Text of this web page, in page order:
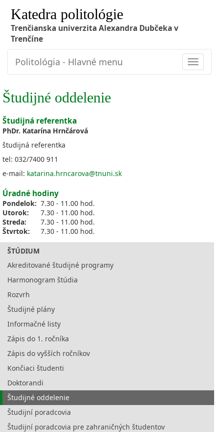
Katedra politológie
Trenčianska univerzita Alexandra Dubčeka v
Trenčíne
Toggle
Politológia - Hlavné menu
Študijné oddelenie
Študijná referentka
PhDr. Katarína Hrnčárová
študijná referentka
tel: 032/7400 911
e-mail: katarina.hrncarova@tnuni.sk
Úradné hodiny
Pondelok: 7.30 - 11.00 hod.
Utorok:
7.30 - 11.00 hod.
Streda:
7.30 - 11.00 hod.
Štvrtok:
7.30 - 11.00 hod.
ŠTÚDIUM
Akreditované študijné programy
Harmonogram štúdia
Rozvrh
Študijné plány
Informačné listy
Zápis do 1. ročníka
Zápis do vyšších ročníkov
Končiaci študenti
Doktorandi
Študijné oddelenie
Študijní poradcovia
Študijní poradcovia pre zahraničných študentov